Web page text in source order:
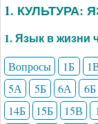
1. КУЛЬТУРА:
1. Язык в жизни
Вопросы 1Б
5А
5Б 6А 6Б
14Б
15Б 15В